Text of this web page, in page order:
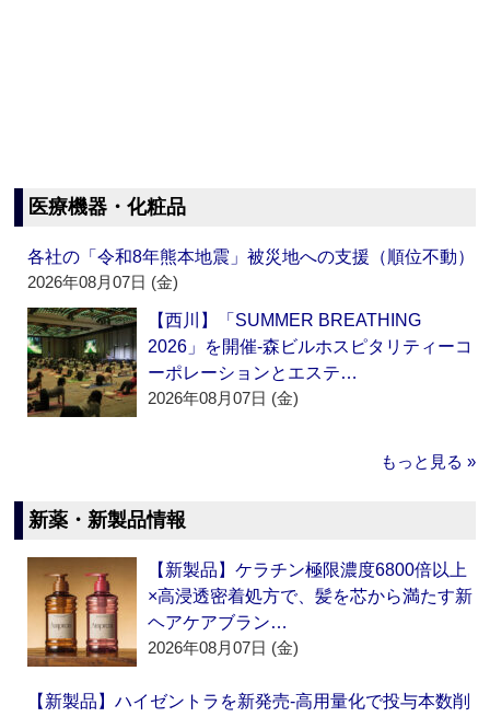
医療機器・化粧品
各社の「令和8年熊本地震」被災地への支援（順位不動）
2026年08月07日 (金)
【西川】「SUMMER BREATHING
2026」を開催‐森ビルホスピタリティーコ
ーポレーションとエステ…
2026年08月07日 (金)
もっと見る »
新薬・新製品情報
【新製品】ケラチン極限濃度6800倍以上
×高浸透密着処方で、髪を芯から満たす新
ヘアケアブラン…
2026年08月07日 (金)
【新製品】ハイゼントラを新発売‐高用量化で投与本数削